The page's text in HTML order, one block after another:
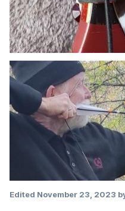
Edited November 23, 2023